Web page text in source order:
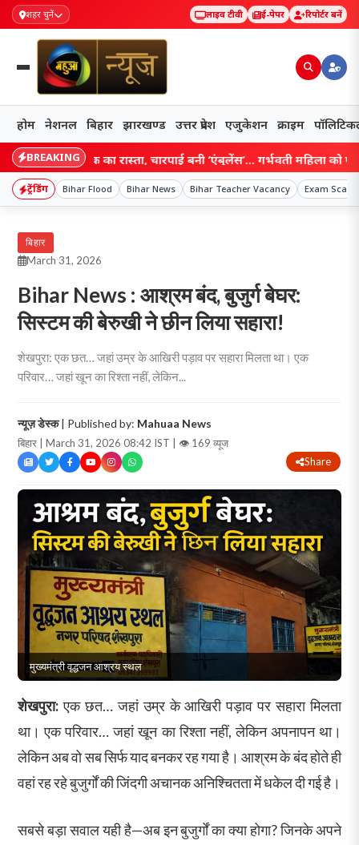
शहर चुनें लाइव टीवी ई-पेपर रिपोर्टर बनें
होम नेशनल बिहार झारखण्ड उत्तर प्रदेश एजुकेशन क्राइम
BREAKING
सड़क का रास्ता, चारपाई बनी ‘एंबुलेंस’… गर्भवती महिला को पानी के
ट्रेंडिंग Bihar Flood Bihar News Bihar Teacher Vacancy Exam Scam
बिहार
March 31, 2026
Bihar News : आश्रम बंद, बुजुर्ग बेघर:
सिस्टम की बेरुखी ने छीन लिया सहारा!
शेखपुरा: एक छत… जहां उम्र के आखिरी पड़ाव पर सहारा मिलता था। एक
परिवार… जहां खून का रिश्ता नहीं, लेकिन...
न्यूज़ डेस्क| Published by: Mahuaa News
बिहार | March 31, 2026 08:42 IST | 👁 169 व्यूज
Share
मुख्यमंत्री वृद्धजन आश्रय स्थल
शेखपुरा:एक छत… जहां उम्र के आखिरी पड़ाव पर सहारा मिलता
था। एक परिवार… जहां खून का रिश्ता नहीं, लेकिन अपनापन था।
लेकिन अब वो सब सिर्फ याद बनकर रह गया है। आश्रम के बंद होते ही
वहां रह रहे बुजुर्गों की जिंदगी अचानक अनिश्चितता में धकेल दी गई है।
सबसे बड़ा सवाल यही है—अब इन बुजुर्गों का क्या होगा? जिनके अपने